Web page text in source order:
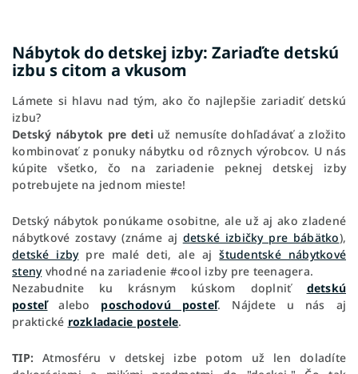
Nábytok do detskej izby: Zariaďte detskú
izbu s citom a vkusom
Lámete si hlavu nad tým, ako čo najlepšie zariadiť detskú
izbu?
Detský nábytok pre detiuž nemusíte dohľadávať a zložito
kombinovať z ponuky nábytku od rôznych výrobcov. U nás
kúpite všetko, čo na zariadenie peknej detskej izby
potrebujete na jednom mieste!
Detský nábytok ponúkame osobitne, ale už aj ako zladené
nábytkové zostavy (známe aj detské izbičky pre bábätko),
detské izbypre malé deti, ale ajštudentské nábytkové
stenyvhodné na zariadenie #cool izby pre teenagera.
Nezabudnite ku krásnym kúskom doplniť detskú
posteľalebo poschodovú posteľ. Nájdete u nás aj
praktické rozkladacie postele.
TIP: Atmosféru v detskej izbe potom už len doladíte